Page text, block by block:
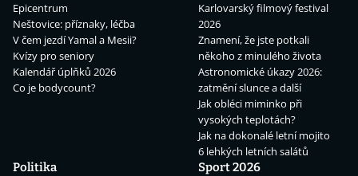
Epicentrum
Neštovice: příznaky, léčba
V čem jezdí Yamal a Mesii?
Kvízy pro seniory
Kalendář úplňků 2026
Co je bodycount?
Karlovarský filmový festival
2026
Znamení, že jste potkali
někoho z minulého života
Astronomické úkazy 2026:
zatmění slunce a další
Jak obléci miminko při
vysokých teplotách?
Jak na dokonalé letní mojito
6 lehkých letních salátů
Politika
Sport 2026